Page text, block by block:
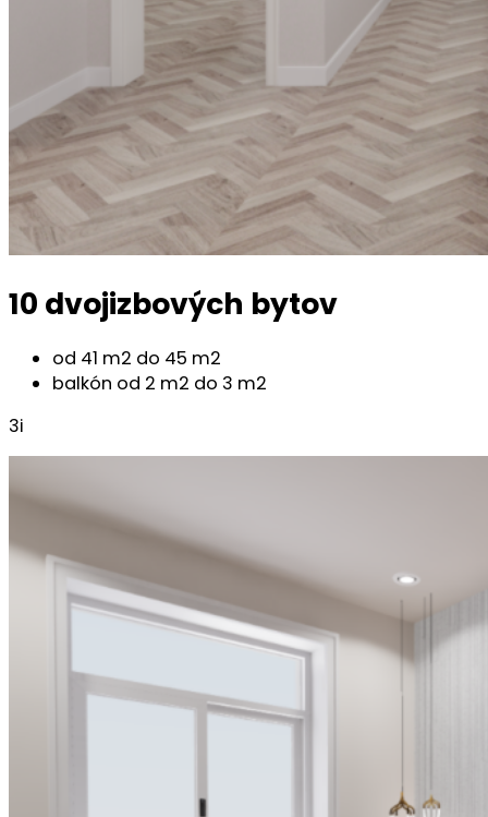
10 dvojizbových bytov
od 41 m2 do 45 m2
balkón od 2 m2 do 3 m2
3i